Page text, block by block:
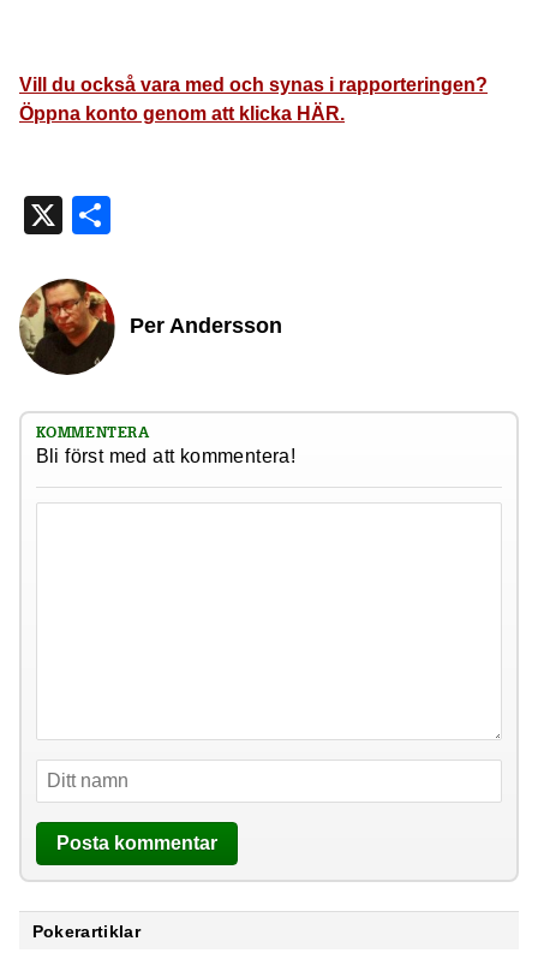
Vill du också vara med och synas i rapporteringen?
Öppna konto genom att klicka HÄR.
X
Per Andersson
KOMMENTERA
Bli först med att kommentera!
Pokerartiklar